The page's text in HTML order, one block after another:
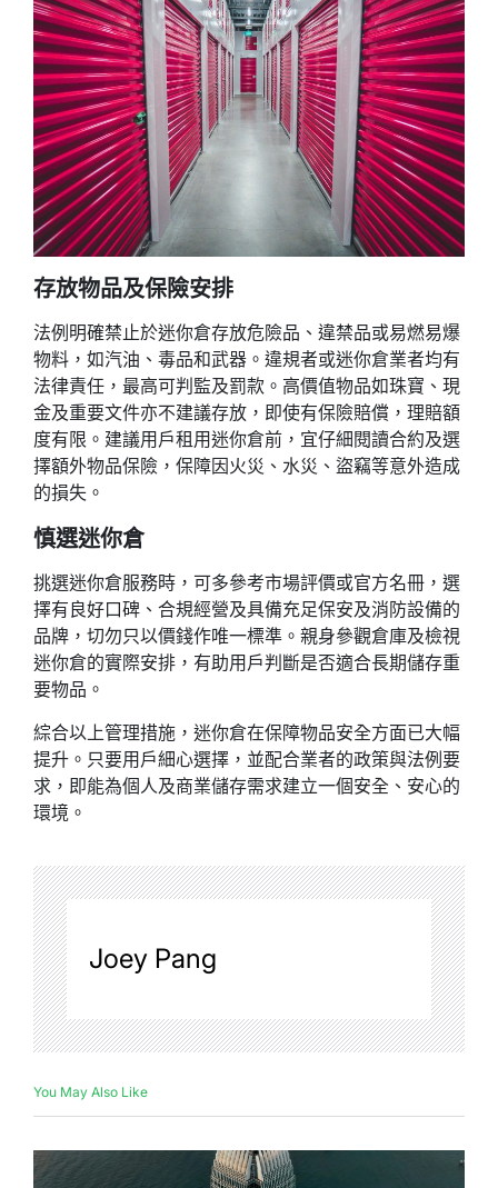
存放物品及保險安排
法例明確禁止於迷你倉存放危險品、違禁品或易燃易爆
物料，如汽油、毒品和武器。違規者或迷你倉業者均有
法律責任，最高可判監及罰款。高價值物品如珠寶、現
金及重要文件亦不建議存放，即使有保險賠償，理賠額
度有限。建議用戶租用迷你倉前，宜仔細閱讀合約及選
擇額外物品保險，保障因火災、水災、盜竊等意外造成
的損失。
慎選迷你倉
挑選迷你倉服務時，可多參考市場評價或官方名冊，選
擇有良好口碑、合規經營及具備充足保安及消防設備的
品牌，切勿只以價錢作唯一標準。親身參觀倉庫及檢視
迷你倉的實際安排，有助用戶判斷是否適合長期儲存重
要物品。
綜合以上管理措施，迷你倉在保障物品安全方面已大幅
提升。只要用戶細心選擇，並配合業者的政策與法例要
求，即能為個人及商業儲存需求建立一個安全、安心的
環境。
Joey Pang
You May Also Like